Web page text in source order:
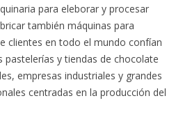
para eleborar y procesar
también máquinas para
clientes en todo el mundo confían
pastelerías y tiendas de chocolate
empresas industriales y grandes
centradas en la producción del